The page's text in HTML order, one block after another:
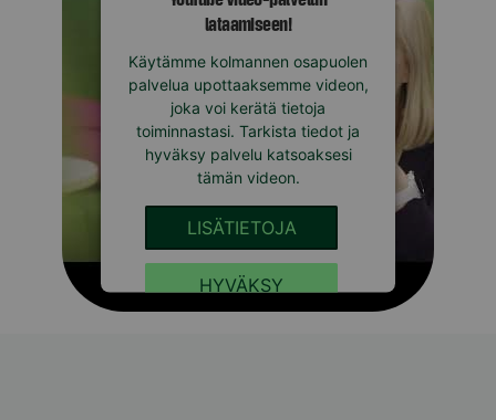
lataamiseen!
Käytämme kolmannen osapuolen
palvelua upottaaksemme videon,
joka voi kerätä tietoja
toiminnastasi. Tarkista tiedot ja
hyväksy palvelu katsoaksesi
tämän videon.
LISÄTIETOJA
HYVÄKSY